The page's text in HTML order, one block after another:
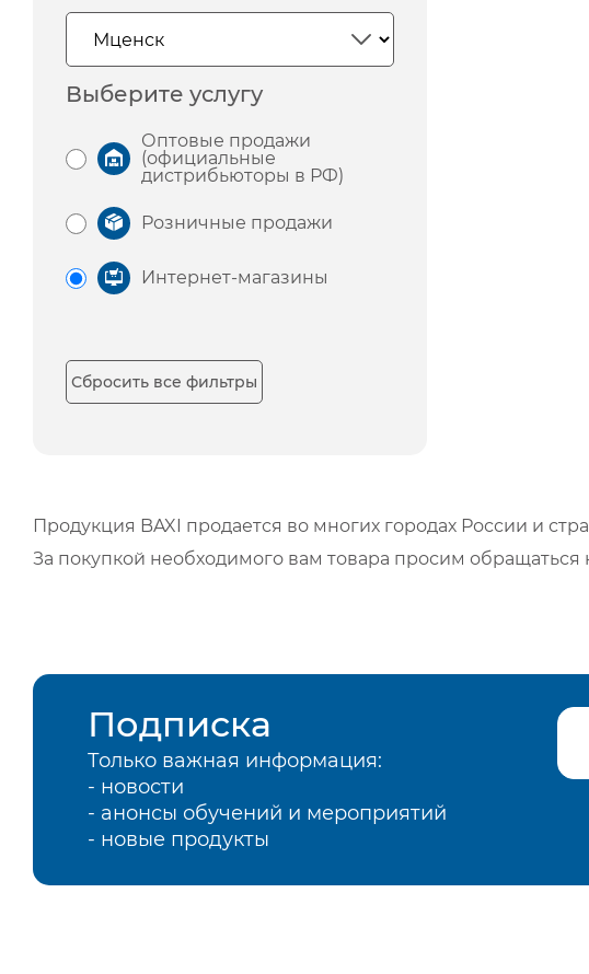
Выберите услугу
Оптовые продажи
(официальные
дистрибьюторы в РФ)
Розничные продажи
Интернет-магазины
Сбросить все фильтры
Продукция BAXI продается во многих городах России и
За покупкой необходимого вам товара просим
Подписка
Только важная информация:
- новости
- анонсы обучений и мероприятий
- новые продукты